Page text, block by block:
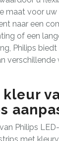
maat voor
naar een
of een
Philips
verschillende
kleur
Philips